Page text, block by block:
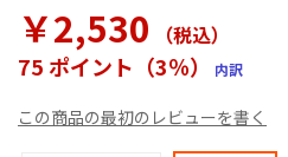
￥2,530 （税込）
75 ポイント（3％） 内訳
この商品の最初のレビューを書く
リ
ー
の
初